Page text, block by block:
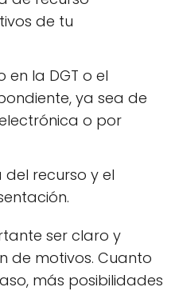
de tu
en la DGT o el
ya sea de
o por
recurso y el
ser claro y
de motivos. Cuanto
más posibilidades